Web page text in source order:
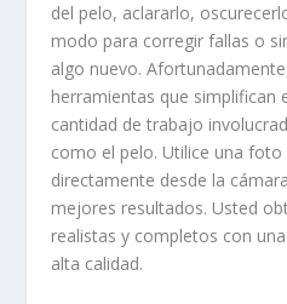
del pelo, aclararlo,
modo para corregir fallas o
algo nuevo.
herramientas que simplifican
cantidad de trabajo
como el pelo. Utilice una
directamente desde la
mejores resultados. Usted
realistas y completos con
alta calidad.